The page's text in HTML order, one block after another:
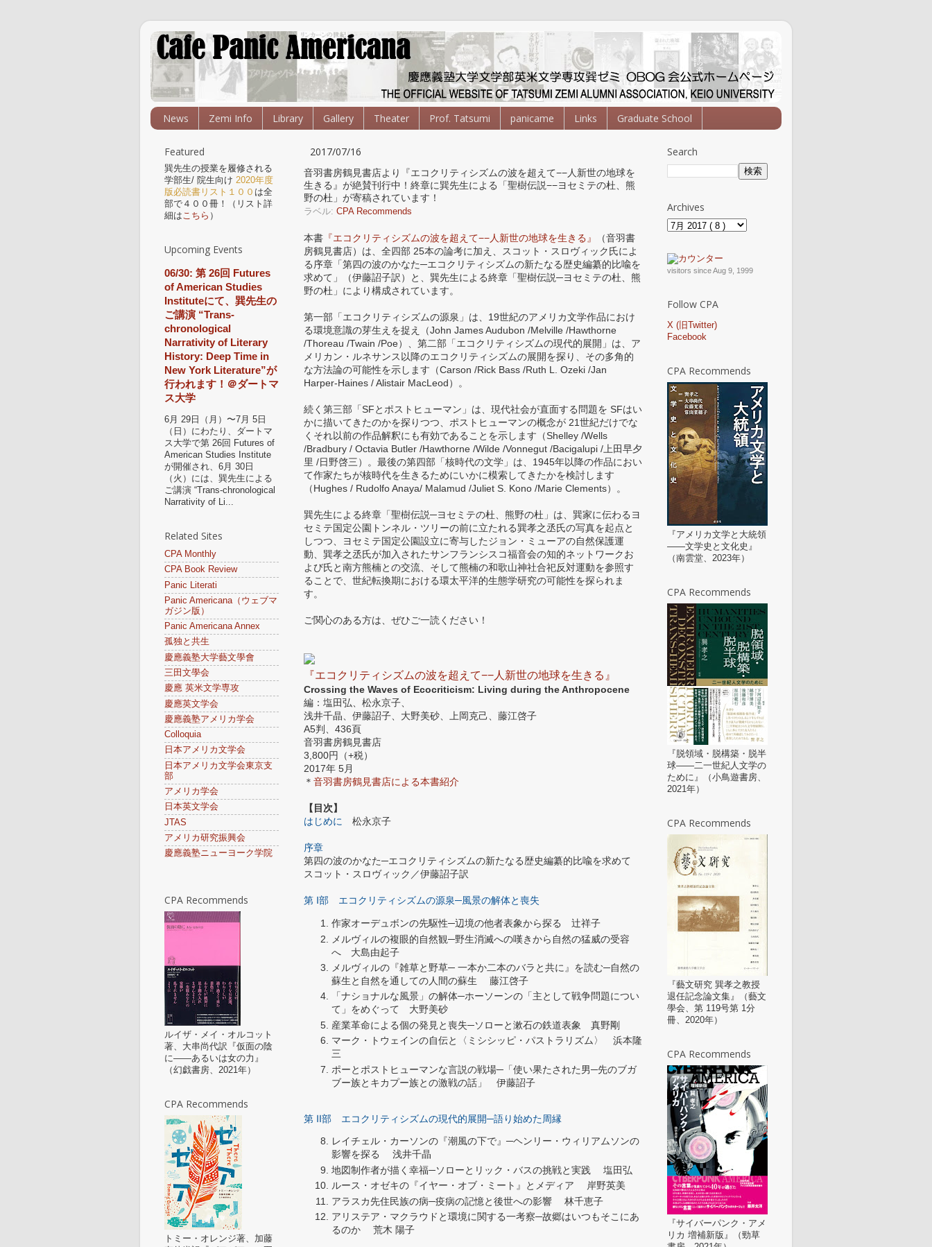
News Zemi Info Library Gallery Theater Prof. Tatsumi panicame Links Graduate School
2017/07/16
音羽書房鶴見書店より『エコクリティシズムの波を超えて−−人新世の地球を
生きる』が絶賛刊行中！終章に巽先生による「聖樹伝説−−ヨセミテの杜、熊
野の杜」が寄稿されています！
ラベル: CPA Recommends
本書 『エコクリティシズムの波を超えて−−人新世の地球を生きる』
（音羽書
房鶴見書店）は、全四部 25本の論考に加え、スコット・スロヴィック氏によ
る序章「第四の波のかなた─エコクリティシズムの新たなる歴史編纂的比喩を
求めて」（伊藤詔子訳）と、巽先生による終章「聖樹伝説─ヨセミテの杜、熊
野の杜」により構成されています。
第一部「エコクリティシズムの源泉」は、19世紀のアメリカ文学作品におけ
る環境意識の芽生えを捉え（John James Audubon /Melville /Hawthorne
/Thoreau /Twain /Poe）、第二部「エコクリティシズムの現代的展開」は、ア
メリカン・ルネサンス以降のエコクリティシズムの展開を探り、その多角的
な方法論の可能性を示します（Carson /Rick Bass /Ruth L. Ozeki /Jan
Harper-Haines / Alistair MacLeod）。
続く第三部「SFとポストヒューマン」は、現代社会が直面する問題を SFはい
かに描いてきたのかを探りつつ、ポストヒューマンの概念が 21世紀だけでな
くそれ以前の作品解釈にも有効であることを示します（Shelley /Wells
/Bradbury / Octavia Butler /Hawthorne /Wilde /Vonnegut /Bacigalupi /上田早夕
里 /日野啓三）。最後の第四部「核時代の文学」は、1945年以降の作品におい
て作家たちが核時代を生きるためにいかに模索してきたかを検討します
（Hughes / Rudolfo Anaya/ Malamud /Juliet S. Kono /Marie Clements）。
巽先生による終章「聖樹伝説─ヨセミテの杜、熊野の杜」は、巽家に伝わるヨ
セミテ国定公園トンネル・ツリーの前に立たれる巽孝之丞氏の写真を起点と
しつつ、ヨセミテ国定公園設立に寄与したジョン・ミューアの自然保護運
動、巽孝之丞氏が加入されたサンフランシスコ福音会の知的ネットワークお
よび氏と南方熊楠との交流、そして熊楠の和歌山神社合祀反対運動を参照す
ることで、世紀転換期における環太平洋的生態学研究の可能性を探られま
す。
ご関心のある方は、ぜひご一読ください！
『エコクリティシズムの波を超えて−−人新世の地球を生きる』
Crossing the Waves of Ecocriticism: Living during the Anthropocene
編：塩田弘、松永京子、
浅井千晶、伊藤詔子、大野美砂、上岡克己、藤江啓子
A5判、436頁
音羽書房鶴見書店
3,800円（+税）
2017年 5月
＊ 音羽書房鶴見書店による本書紹介
【目次】
はじめに
松永京子
序章
第四の波のかなた─エコクリティシズムの新たなる歴史編纂的比喩を求めて
スコット・スロヴィック／伊藤詔子訳
第 Ⅰ部 エコクリティシズムの源泉─風景の解体と喪失
作家オーデュボンの先駆性─辺境の他者表象から探る 辻祥子
メルヴィルの複眼的自然観─野生消滅への嘆きから自然の猛威の受容
へ 大島由起子
メルヴィルの『雑草と野草─ 一本か二本のバラと共に』を読む─自然の
蘇生と自然を通しての人間の蘇生 藤江啓子
「ナショナルな風景」の解体─ホーソーンの「主として戦争問題につい
て」をめぐって 大野美砂
産業革命による個の発見と喪失─ソローと漱石の鉄道表象 真野剛
マーク・トウェインの自伝と〈ミシシッピ・パストラリズム〉 浜本隆
三
ポーとポストヒューマンな言説の戦場─「使い果たされた男─先のブガ
ブー族とキカプー族との激戦の話」 伊藤詔子
第 Ⅱ部 エコクリティシズムの現代的展開─語り始めた周縁
レイチェル・カーソンの『潮風の下で』─ヘンリー・ウィリアムソンの
影響を探る 浅井千晶
地図制作者が描く幸福─ソローとリック・バスの挑戦と実践 塩田弘
ルース・オゼキの『イヤー・オブ・ミート』とメディア 岸野英美
アラスカ先住民族の病─疫病の記憶と後世への影響 林千恵子
アリステア・マクラウドと環境に関する一考察─故郷はいつもそこにあ
るのか 荒木 陽子
Featured
巽先生の授業を履修される
学部生/ 院生向け 2020年度
版必読書リスト１００ は全
部で４００冊！（リスト詳
細はこちら ）
Upcoming Events
06/30: 第 26回 Futures
of American Studies
Instituteにて、巽先生の
ご講演 “Trans-
chronological
Narrativity of Literary
History: Deep Time in
New York Literature”が
行われます！＠ダートマ
ス大学
6月 29日（月）〜7月 5日
（日）にわたり、ダートマ
ス大学で第 26回 Futures of
American Studies Institute
が開催され、6月 30日
（火）には、巽先生による
ご講演 “Trans-chronological
Narrativity of Li...
Related Sites
CPA Monthly
CPA Book Review
Panic Literati
Panic Americana（ウェブマ
ガジン版）
Panic Americana Annex
孤独と共生
慶應義塾大学藝文學會
三田文學会
慶應 英米文学専攻
慶應英文学会
慶應義塾アメリカ学会
Colloquia
日本アメリカ文学会
日本アメリカ文学会東京支
部
アメリカ学会
日本英文学会
JTAS
アメリカ研究振興会
慶應義塾ニューヨーク学院
CPA Recommends
ルイザ・メイ・オルコット
著、大串尚代訳『仮面の陰
に——あるいは女の力』
（幻戯書房、2021年）
CPA Recommends
トミー・オレンジ著、加藤
Search
Archives
visitors since Aug 9, 1999
Follow CPA
X (旧Twitter)
Facebook
CPA Recommends
『アメリカ文学と大統領
——文学史と文化史』
（南雲堂、2023年）
CPA Recommends
『脱領域・脱構築・脱半
球——二一世紀人文学の
ために』（小鳥遊書房、
2021年）
CPA Recommends
『藝文研究 巽孝之教授
退任記念論文集』（藝文
學会、第 119号第 1分
冊、2020年）
CPA Recommends
『サイバーパンク・アメ
リカ 増補新版』（勁草